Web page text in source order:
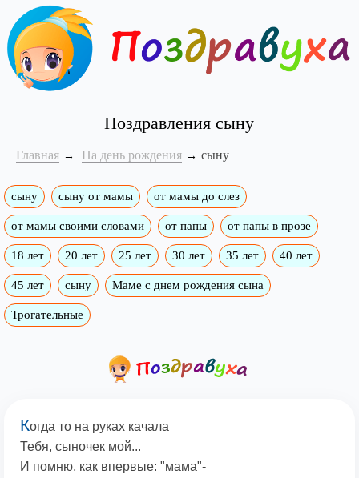
Поздравления сыну
Главная На день рождения сыну
сыну сыну от мамы от мамы до слез
от мамы своими словами от папы от папы в прозе
18 лет 20 лет 25 лет 30 лет 35 лет 40 лет
45 лет сыну Маме с днем рождения сына
Трогательные
Когда то на руках качала
Тебя, сыночек мой...
И помню, как впервые: "мама"-